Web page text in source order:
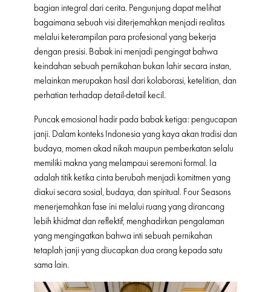
bagian integral dari cerita. Pengunjung dapat melihat
bagaimana sebuah visi diterjemahkan menjadi realitas
melalui keterampilan para profesional yang bekerja
dengan presisi. Babak ini menjadi pengingat bahwa
keindahan sebuah pernikahan bukan lahir secara instan,
melainkan merupakan hasil dari kolaborasi, ketelitian, dan
perhatian terhadap detail-detail kecil.
Puncak emosional hadir pada babak ketiga: pengucapan
janji. Dalam konteks Indonesia yang kaya akan tradisi dan
budaya, momen akad nikah maupun pemberkatan selalu
memiliki makna yang melampaui seremoni formal. Ia
adalah titik ketika cinta berubah menjadi komitmen yang
diakui secara sosial, budaya, dan spiritual. Four Seasons
menerjemahkan fase ini melalui ruang yang dirancang
lebih khidmat dan reflektif, menghadirkan pengalaman
yang mengingatkan bahwa inti sebuah pernikahan
tetaplah janji yang diucapkan dua orang kepada satu
sama lain.